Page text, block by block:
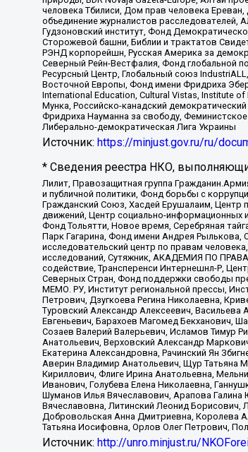
человека Тбилиси, Дом прав человека
объединение журналистов расследователей,
Гудзоновский институт, Фонд
Сторожевой башни, Библии и трактатов
РЭНД корпорейшн, Русская Америка за
Северный Рейн-Вестфалия, Фонд глобальной
Ресурсный Центр, Глобальный союз
Восточной Европы, Фонд имени Фридриха
International Education, Cultural Vistas, Institute
Мунка, Российско-канадский
Фридриха Науманна за свободу,
Либерально-демократическая Лига Украины
Источник: https://minjust.gov.ru/ru/
* Сведения реестра НКО,
Лилит, Правозащитная группа
и публичной политики, Фонд борьбы с
Гражданский Союз, Хасдей Ерушалаим, Центр
движений, Центр социально-
Фонд Тольятти, Новое время, Серебряная
Парк Гагарина, Фонд имени Андрея Рылькова,
исследовательский центр по правам
исследований, Сутяжник, АКАДЕМИЯ ПО
содействие, Трансперенси Интернешнл-Р,
Северных Стран, Фонд поддержки свободы
МЕМО. РУ, Институт региональной прессы,
Петрович, Дзугкоева Регина Николаевна,
Туровский Александр Алексеевич, Васильева
Евгеньевич, Барахоев Магомед Бекханович,
Созаев Валерий Валерьевич, Исламов Тимур
Анатольевич, Верховский Александр
Екатерина Александровна, Рачинский Ян
Аверин Владимир Анатольевич, Щур Татьяна
Кириллович, Флиге Ирина Анатольевна,
Иванович, Голубева Елена Николаевна,
Шуманов Илья Вячеславович, Арапова
Вячеславовна, Литинский Леонид
Добровольская Анна Дмитриевна, Королева
Татьяна Иосифовна, Орлов Олег Петрович,
Источник: http://unro.minjust.ru/